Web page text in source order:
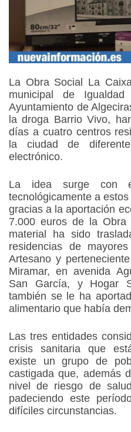
La Obra Social La
municipal de
Ayuntamiento de
la droga Barrio Vivo,
días a cuatro centros
la ciudad de
electrónico.
La idea surge con
tecnológicamente a
gracias a la aportación
7.000 euros de la Obra
material ha sido
residencias de
Artesano y
Miramar, en avenida
San García, y Hogar
también se le ha
alimentario que había
Las tres entidades
crisis sanitaria que
existe un grupo de
castigada que, además
nivel de riesgo de
padeciendo este
difíciles circunstancias.